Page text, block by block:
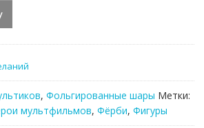
, Фольгированные шары Метки:
мультфильмов, Фёрби, Фигуры